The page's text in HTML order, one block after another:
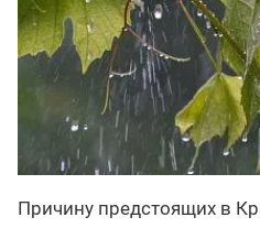
Причину предстоящих в